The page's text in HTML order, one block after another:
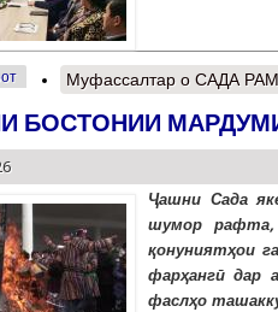
Муфассалтар о САДА
БОСТОНИИ
Ҷашни Сада
шумор рафта,
қонуниятҳои
фарҳангӣ дар
фаслҳо